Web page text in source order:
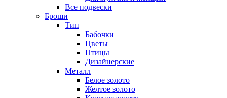
Все подвески
Броши
Тип
Бабочки
Цветы
Птицы
Дизайнерские
Металл
Белое золото
Желтое золото